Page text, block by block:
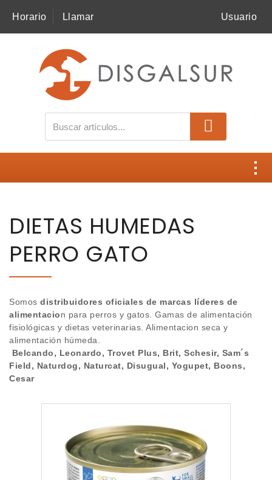
Horario Llamar Usuario
Disgalsur
Catálogos
Alta cliente
Marcas
MI COMPRA
ALIMENTACIÓN
BEWI DOG
LEONARDO
TROVET PLUS
BRIT
SCHESIR
WOOLF
DIETAS HUMEDAS
PERRO GATO
Somos distribuidores oficiales de marcas líderes de
alimentacion para perros y gatos. Gamas de alimentación
fisiológicas y dietas veterinarias. Alimentacion seca y
alimentación húmeda.
Belcando, Leonardo, Trovet Plus, Brit, Schesir, Sam´s
Field, Naturdog, Naturcat, Disugual, Yogupet, Boons,
Cesar